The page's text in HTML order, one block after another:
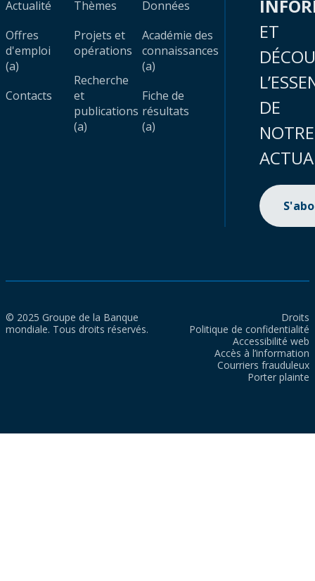
Actualité
Offres
d'emploi
(a)
Contacts
Thèmes
Projets et
opérations
Recherche
et
publications
(a)
Données
Académie des
connaissances
(a)
Fiche de
résultats
(a)
ET
DE
NOTRE
© 2025 Groupe de la Banque
mondiale. Tous droits réservés.
Droits
Politique de confidentialité
Accessibilité web
Accès à l’information
Courriers frauduleux
Porter plainte